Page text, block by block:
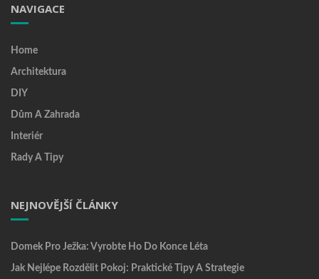
NAVIGACE
Home
Architektura
DIY
Dům A Zahrada
Interiér
Rady A Tipy
NEJNOVĚJŠÍ ČLÁNKY
Domek Pro Ježka: Vyrobte Ho Do Konce Léta
Jak Nejlépe Rozdělit Pokoj: Praktické Tipy A Strategie